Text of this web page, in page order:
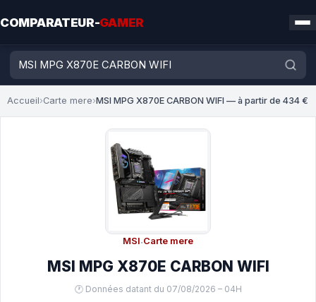
COMPARATEUR-GAMER
Accueil›Carte mere›MSI MPG X870E CARBON WIFI — à partir de 434 €
MSI·Carte mere
MSI MPG X870E CARBON WIFI
🕐 Données datant du 07/08/2026 – 04H